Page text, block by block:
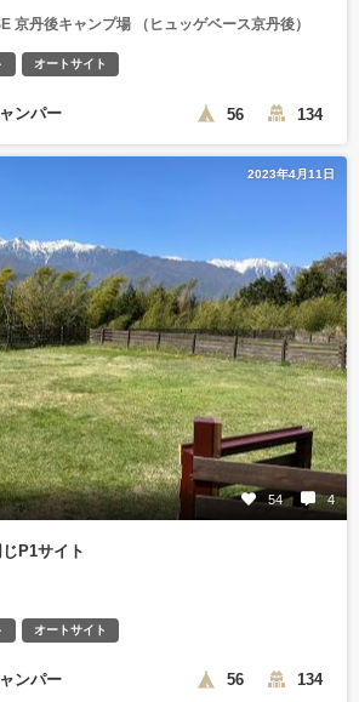
京丹後キャンプ場 （ヒュッゲベース京丹後）
オートサイト
ンパー 56 134
2023年4月11日
54 4
P1サイト
オートサイト
ンパー 56 134